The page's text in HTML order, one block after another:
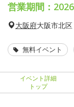
営業期間：
大阪府大阪市北
無料イベント
イベント詳細
トップ